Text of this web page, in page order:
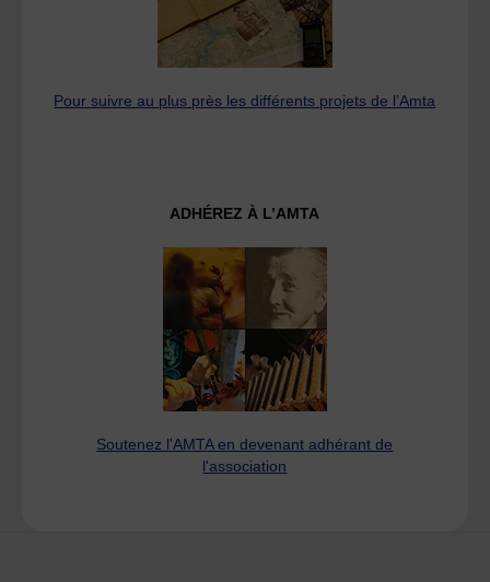
Pour suivre au plus près les différents projets de l’Amta
ADHÉREZ À L’AMTA
Soutenez l'AMTA en devenant adhérant de
l'association